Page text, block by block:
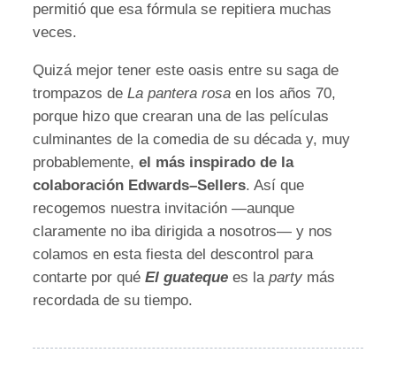
permitió que esa fórmula se repitiera muchas
veces.
Quizá mejor tener este oasis entre su saga de
trompazos deLa pantera rosa en los años 70,
porque hizo que crearan una de las películas
culminantes de la comedia de su década y, muy
probablemente,el más inspirado de la
colaboración Edwards–Sellers. Así que
recogemos nuestra invitación —aunque
claramente no iba dirigida a nosotros— y nos
colamos en esta fiesta del descontrol para
contarte por quéEl guateque es laparty más
recordada de su tiempo.